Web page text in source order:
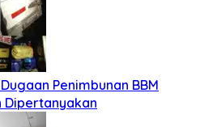
Penimbunan BBM
Dipertanyakan